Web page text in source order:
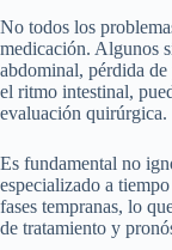
No todos los
medicación. Algunos
abdominal, pérdida
el ritmo intestinal,
evaluación quirúrgica.
Es fundamental no
especializado a
fases tempranas, lo
de tratamiento y